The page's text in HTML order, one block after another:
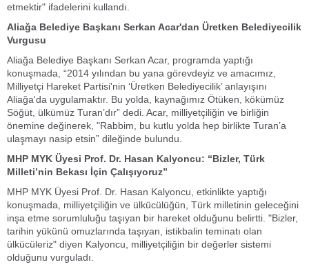
etmektir" ifadelerini kullandı.
Aliağa Belediye Başkanı Serkan Acar'dan Üretken Belediyecilik
Vurgusu
Aliağa Belediye Başkanı Serkan Acar, programda yaptığı
konuşmada, “2014 yılından bu yana görevdeyiz ve amacımız,
Milliyetçi Hareket Partisi'nin ‘Üretken Belediyecilik’ anlayışını
Aliağa'da uygulamaktır. Bu yolda, kaynağımız Ötüken, kökümüz
Söğüt, ülkümüz Turan’dır” dedi. Acar, milliyetçiliğin ve birliğin
önemine değinerek, "Rabbim, bu kutlu yolda hep birlikte Turan’a
ulaşmayı nasip etsin” dileğinde bulundu.
MHP MYK Üyesi Prof. Dr. Hasan Kalyoncu: “Bizler, Türk
Milleti’nin Bekası İçin Çalışıyoruz”
MHP MYK Üyesi Prof. Dr. Hasan Kalyoncu, etkinlikte yaptığı
konuşmada, milliyetçiliğin ve ülkücülüğün, Türk milletinin geleceğini
inşa etme sorumluluğu taşıyan bir hareket olduğunu belirtti. "Bizler,
tarihin yükünü omuzlarında taşıyan, istikbalin teminatı olan
ülkücüleriz" diyen Kalyoncu, milliyetçiliğin bir değerler sistemi
olduğunu vurguladı.